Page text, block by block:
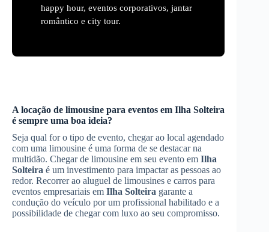
happy hour, eventos corporativos, jantar
romântico e city tour.
A locação de limousine para eventos em Ilha Solteira
é sempre uma boa ideia?
Seja qual for o tipo de evento, chegar ao local agendado
com uma limousine é uma forma de se destacar na
multidão. Chegar de limousine em seu evento em Ilha
Solteira é um investimento para impactar as pessoas ao
redor. Recorrer ao aluguel de limousines e carros para
eventos empresariais em Ilha Solteira garante a
condução do veículo por um profissional habilitado e a
possibilidade de chegar com luxo ao seu compromisso.